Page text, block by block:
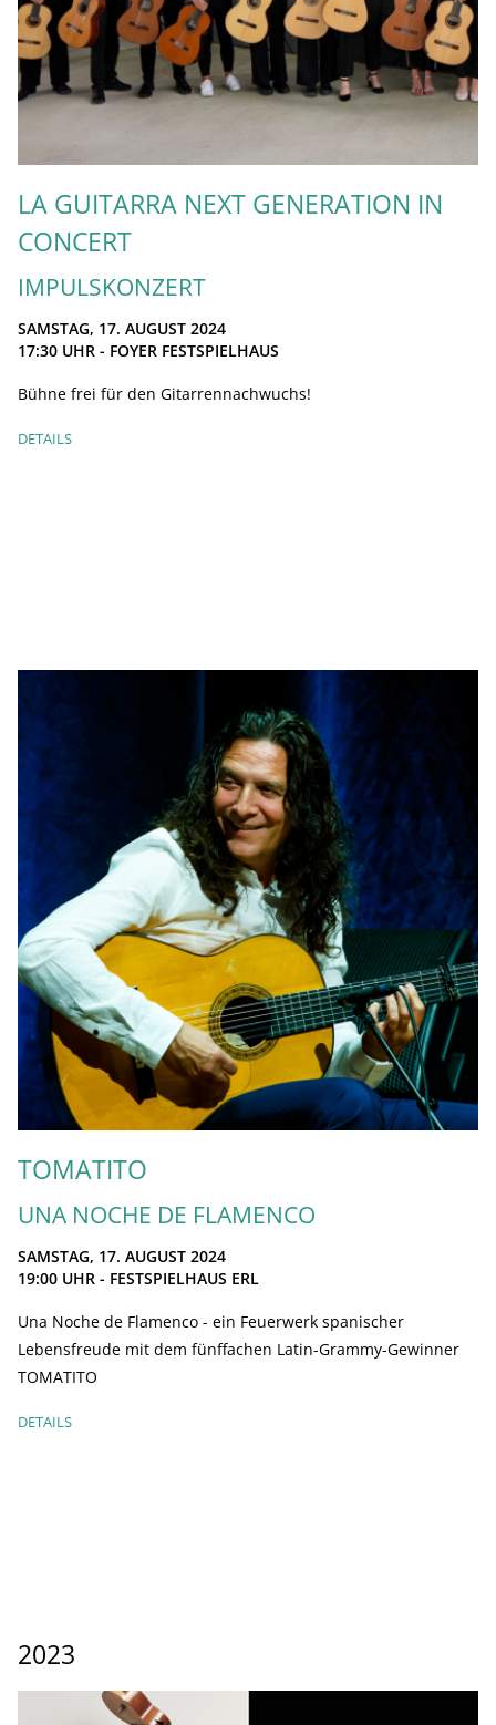
LA GUITARRA NEXT GENERATION IN
CONCERT
IMPULSKONZERT
SAMSTAG, 17. AUGUST 2024
17:30 UHR - FOYER FESTSPIELHAUS
Bühne frei für den Gitarrennachwuchs!
DETAILS
TOMATITO
UNA NOCHE DE FLAMENCO
SAMSTAG, 17. AUGUST 2024
19:00 UHR - FESTSPIELHAUS ERL
Una Noche de Flamenco - ein Feuerwerk spanischer
Lebensfreude mit dem fünffachen Latin-Grammy-Gewinner
TOMATITO
DETAILS
2023